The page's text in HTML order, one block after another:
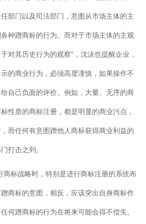
部门以及司法部门，意图从市场主体的主
种蹭商标的行为。而对于市场主体的主观
对其历史行为的观察”，沈泳也提醒企业，
的商业行为，必须高度谨慎，如果操作不
自己负面的评价。例如，大量、无序的商
性质的商标注册，都是明显的商业污点，
而任何有意图蹭他人商标获得商业利益的
打击之列。
标战略时，特别是进行商标注册的系统布
商标的意图，相反，应该突出自身商标作
何蹭商标的行为在将来可能会得不偿失。